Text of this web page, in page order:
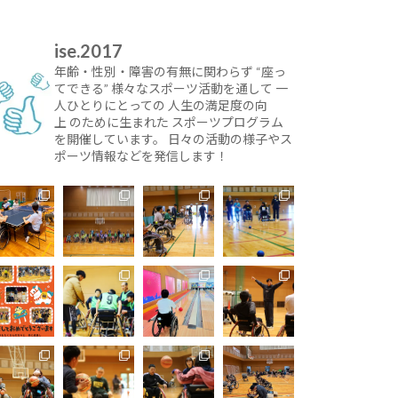
ise.2017
年齢・性別・障害の有無に関わらず “座っ
てできる” 様々なスポーツ活動を通して 一
人ひとりにとっての 人生の満足度の向
上 のために生まれた スポーツプログラム
を開催しています。
日々の活動の様子やス
ポーツ情報などを発信します！